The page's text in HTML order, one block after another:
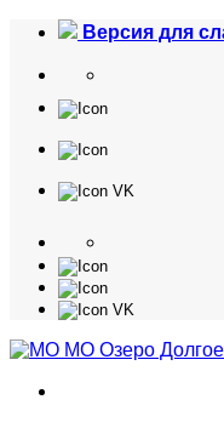
Skip
content
Версия для